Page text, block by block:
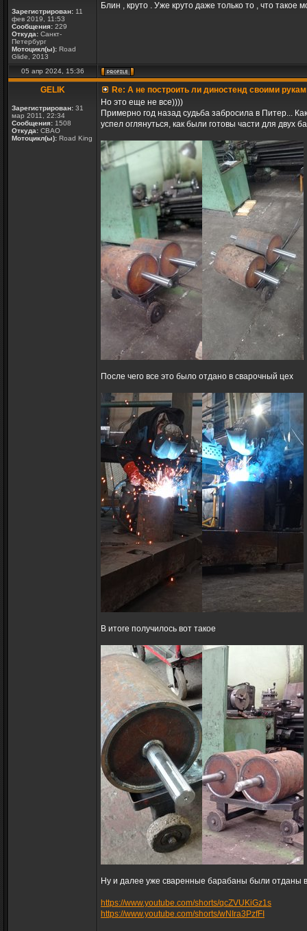
Зарегистрирован: 11
фев 2019, 11:53
Сообщения: 229
Откуда: Санкт-
Петербург
Мотоцикл(ы): Road
Glide, 2013
Блин , круто . Уже круто даже только то , что такое
05 апр 2024, 15:36
GELIK
Зарегистрирован: 31
мар 2011, 22:34
Сообщения: 1508
Откуда: СВАО
Мотоцикл(ы): Road King
Re: А не построить ли диностенд своими
Но это еще не все))))
Примерно год назад судьба забросила в Питер...
успел оглянуться, как были готовы части для двух
После чего все это было отдано в сварочный цех
В итоге получилось вот такое
Ну и далее уже сваренные барабаны были отданы
https://www.youtube.com/shorts/qcZVUKiGz1s
https://www.youtube.com/shorts/wNIra3PzfFI